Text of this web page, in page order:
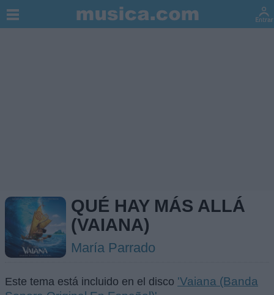
QUÉ HAY MÁS ALLÁ
(VAIANA)
María Parrado
Este tema está incluido en el disco 'Vaiana (Banda